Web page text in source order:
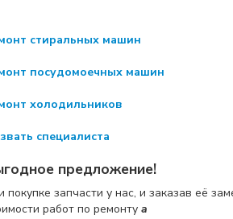
стиральных машин
посудомоечных машин
холодильников
специалиста
предложение!
покупке запчасти у нас, и заказав её
работ по ремонту a